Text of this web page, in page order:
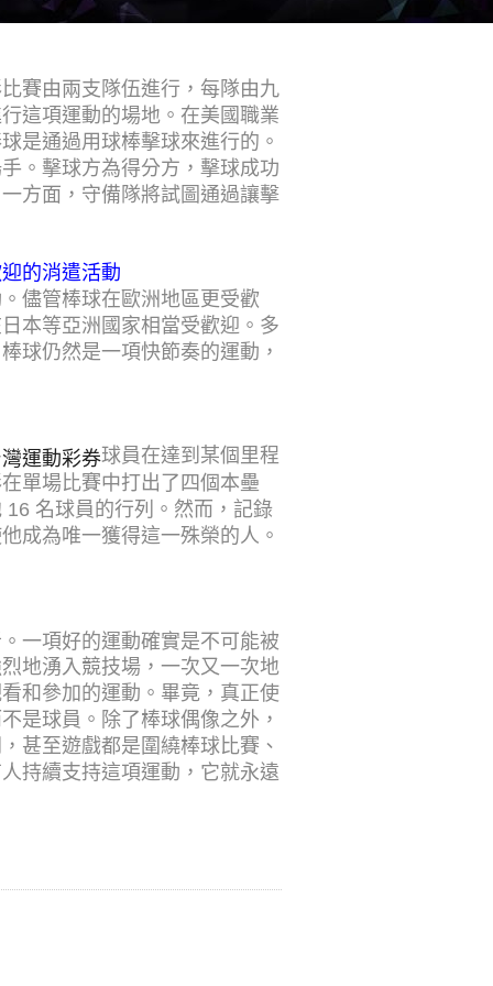
賽由兩支隊伍進行，每隊由九
這項運動的場地。在美國職業
是通過用球棒擊球來進行的。
。擊球方為得分方，擊球成功
方面，守備隊將試圖通過讓擊
的消遣活動
儘管棒球在歐洲地區更受歡
本等亞洲國家相當受歡迎。多
球仍然是一項快節奏的運動，
運動彩券球員在達到某個里程
單場比賽中打出了四個本壘
名球員的行列。然而，記錄
成為唯一獲得這一殊榮的人。
一項好的運動確實是不可能被
地湧入競技場，一次又一次地
和參加的運動。畢竟，真正使
是球員。除了棒球偶像之外，
甚至遊戲都是圍繞棒球比賽、
持續支持這項運動，它就永遠